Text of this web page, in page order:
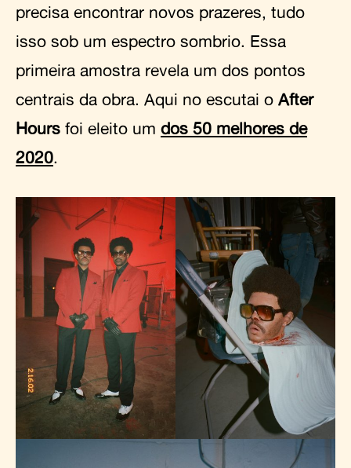
precisa encontrar novos prazeres, tudo
isso sob um espectro sombrio. Essa
primeira amostra revela um dos pontos
centrais da obra. Aqui no escutai o After
Hours foi eleito um dos 50 melhores de
2020.